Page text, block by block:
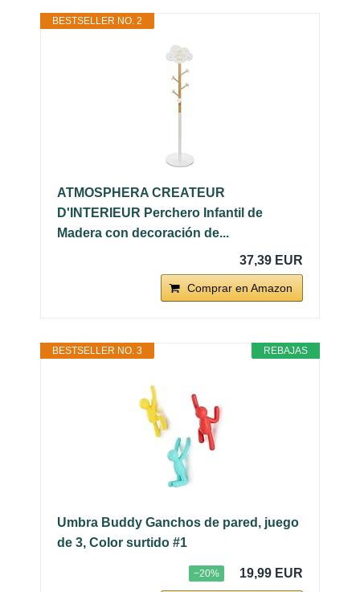
BESTSELLER NO. 2
ATMOSPHERA CREATEUR
D'INTERIEUR Perchero Infantil de
Madera con decoración de...
37,39 EUR
Comprar en Amazon
REBAJAS
BESTSELLER NO. 3
Umbra Buddy Ganchos de pared, juego
de 3, Color surtido #1
−20% 19,99 EUR